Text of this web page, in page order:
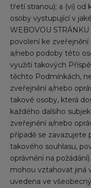
třetí stranou); a (vi) od
osoby vystupující v
WEBOVOU
povolení ke
a/nebo podoby této
využití takových
těchto Podmínkách,
zveřejnění a/nebo
takové osoby, která
každého dalšího
zveřejnění a/nebo
případě se zavazujete
takového souhlasu,
oprávnění na
mohou vztahovat jiná
uvedena ve